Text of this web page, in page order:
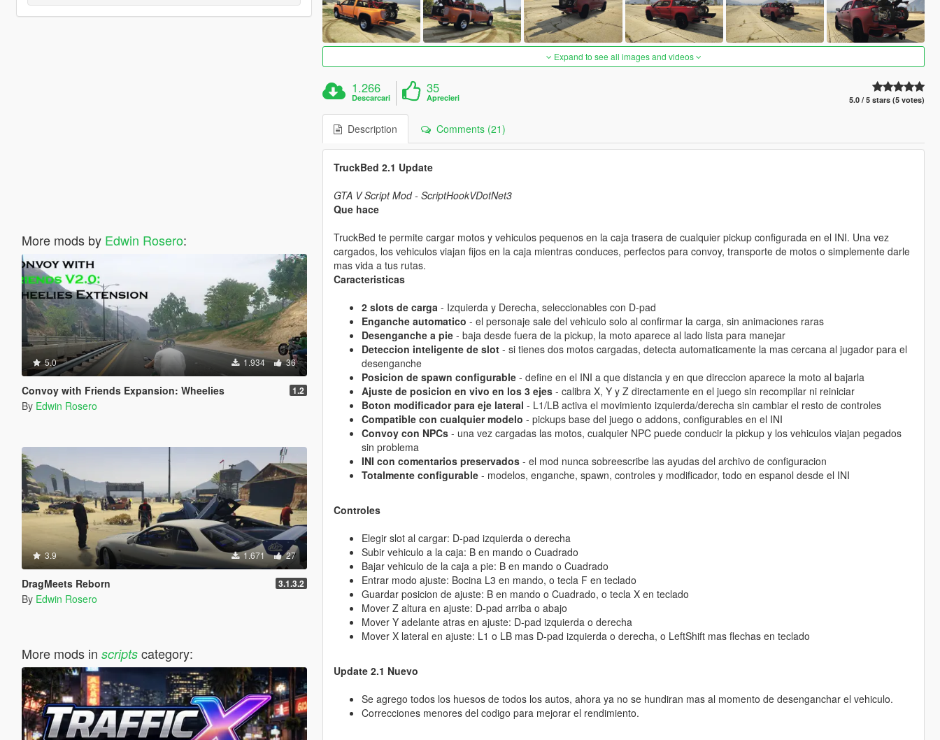
More mods by Edwin Rosero:
5.0 1.934 36
Convoy with Friends Expansion: Wheelies 1.2
By Edwin Rosero
3.9 1.671 27
DragMeets Reborn 3.1.3.2
By Edwin Rosero
More mods in scriptscategory:
Expand to see all images and videos
1.266
Descarcari
35
Aprecieri 5.0 / 5 stars (5 votes)
Description Comments (21)
TruckBed 2.1 Update
GTA V Script Mod - ScriptHookVDotNet3
Que hace
TruckBed te permite cargar motos y vehiculos pequenos en la caja trasera de cualquier pickup configurada en el INI. Una vez
cargados, los vehiculos viajan fijos en la caja mientras conduces, perfectos para convoy, transporte de motos o simplemente darle
mas vida a tus rutas.
Caracteristicas
2 slots de carga- Izquierda y Derecha, seleccionables con D-pad
Enganche automatico - el personaje sale del vehiculo solo al confirmar la carga, sin animaciones raras
Desenganche a pie- baja desde fuera de la pickup, la moto aparece al lado lista para manejar
Deteccion inteligente de slot- si tienes dos motos cargadas, detecta automaticamente la mas cercana al jugador para el
desenganche
Posicion de spawn configurable- define en el INI a que distancia y en que direccion aparece la moto al bajarla
Ajuste de posicion en vivo en los 3 ejes- calibra X, Y y Z directamente en el juego sin recompilar ni reiniciar
Boton modificador para eje lateral - L1/LB activa el movimiento izquierda/derecha sin cambiar el resto de controles
Compatible con cualquier modelo - pickups base del juego o addons, configurables en el INI
Convoy con NPCs- una vez cargadas las motos, cualquier NPC puede conducir la pickup y los vehiculos viajan pegados
sin problema
INI con comentarios preservados- el mod nunca sobreescribe las ayudas del archivo de configuracion
Totalmente configurable- modelos, enganche, spawn, controles y modificador, todo en espanol desde el INI
Controles
Elegir slot al cargar: D-pad izquierda o derecha
Subir vehiculo a la caja: B en mando o Cuadrado
Bajar vehiculo de la caja a pie: B en mando o Cuadrado
Entrar modo ajuste: Bocina L3 en mando, o tecla F en teclado
Guardar posicion de ajuste: B en mando o Cuadrado, o tecla X en teclado
Mover Z altura en ajuste: D-pad arriba o abajo
Mover Y adelante atras en ajuste: D-pad izquierda o derecha
Mover X lateral en ajuste: L1 o LB mas D-pad izquierda o derecha, o LeftShift mas flechas en teclado
Update 2.1 Nuevo
Se agrego todos los huesos de todos los autos, ahora ya no se hundiran mas al momento de desenganchar el vehiculo.
Correcciones menores del codigo para mejorar el rendimiento.